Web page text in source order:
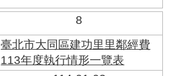
8
臺北市大同區建功里里鄰經費
113年度執行情形一覽表